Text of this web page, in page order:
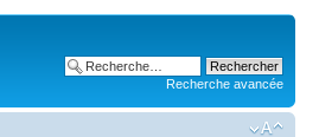
Recherche avancée